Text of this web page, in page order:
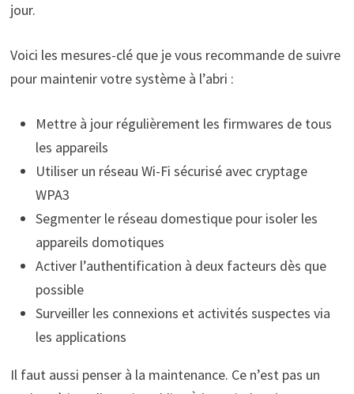
jour.
Voici les mesures-clé que je vous recommande de suivre
pour maintenir votre système à l’abri :
Mettre à jour régulièrement les firmwares de tous
les appareils
Utiliser un réseau Wi-Fi sécurisé avec cryptage
WPA3
Segmenter le réseau domestique pour isoler les
appareils domotiques
Activer l’authentification à deux facteurs dès que
possible
Surveiller les connexions et activités suspectes via
les applications
Il faut aussi penser à la maintenance. Ce n’est pas un